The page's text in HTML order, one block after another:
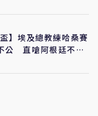
】埃及總教練哈桑賽
公 直嗆阿根廷不配